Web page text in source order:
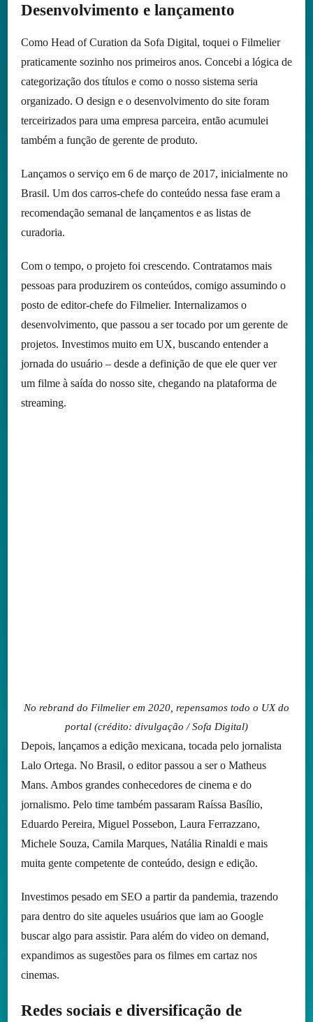
Desenvolvimento e lançamento
Como Head of Curation da Sofa Digital, toquei o Filmelier
praticamente sozinho nos primeiros anos. Concebi a lógica de
categorização dos títulos e como o nosso sistema seria
organizado. O design e o desenvolvimento do site foram
terceirizados para uma empresa parceira, então acumulei
também a função de gerente de produto.
Lançamos o serviço em 6 de março de 2017, inicialmente no
Brasil. Um dos carros-chefe do conteúdo nessa fase eram a
recomendação semanal de lançamentos e as listas de
curadoria.
Com o tempo, o projeto foi crescendo. Contratamos mais
pessoas para produzirem os conteúdos, comigo assumindo o
posto de editor-chefe do Filmelier. Internalizamos o
desenvolvimento, que passou a ser tocado por um gerente de
projetos. Investimos muito em UX, buscando entender a
jornada do usuário – desde a definição de que ele quer ver
um filme à saída do nosso site, chegando na plataforma de
streaming.
No rebrand do Filmelier em 2020, repensamos todo o UX do
portal (crédito: divulgação / Sofa Digital)
Depois, lançamos a edição mexicana, tocada pelo jornalista
Lalo Ortega. No Brasil, o editor passou a ser o Matheus
Mans. Ambos grandes conhecedores de cinema e do
jornalismo. Pelo time também passaram Raíssa Basílio,
Eduardo Pereira, Miguel Possebon, Laura Ferrazzano,
Michele Souza, Camila Marques, Natália Rinaldi e mais
muita gente competente de conteúdo, design e edição.
Investimos pesado em SEO a partir da pandemia, trazendo
para dentro do site aqueles usuários que iam ao Google
buscar algo para assistir. Para além do video on demand,
expandimos as sugestões para os filmes em cartaz nos
cinemas.
Redes sociais e diversificação de